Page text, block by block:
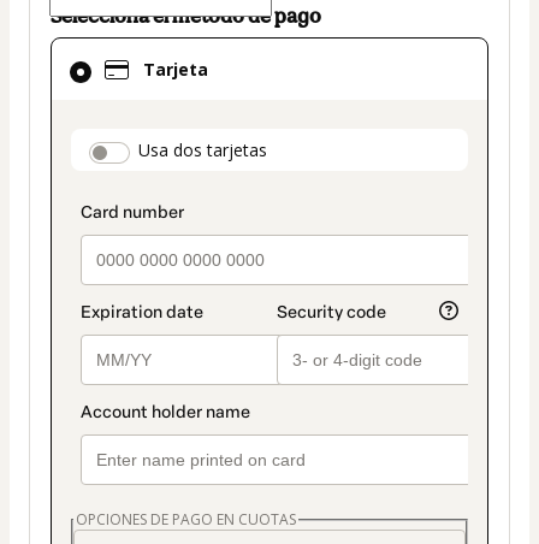
Selecciona el método de pago
Tarjeta
payment_data.section_title_v2
Usa dos tarjetas
OPCIONES DE PAGO EN CUOTAS
El
método
seleccionado
Tarjeta